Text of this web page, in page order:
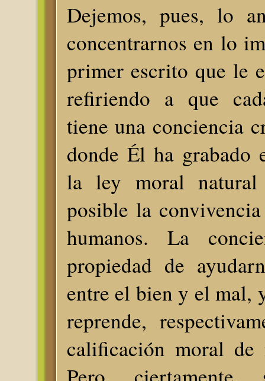
Dejemos, pues, lo
concentrarnos en lo
primer escrito que le
refiriendo a que
tiene una conciencia
donde Él ha grabado
la ley moral natural
posible la
humanos. La
propiedad de
entre el bien y el mal,
reprende,
calificación moral de